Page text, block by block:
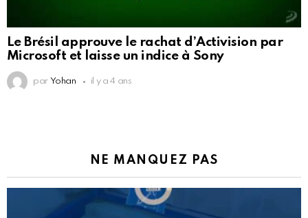
Le Brésil approuve le rachat d’Activision par
Microsoft et laisse un indice à Sony
par Yohan il y a 4 ans
NE MANQUEZ PAS